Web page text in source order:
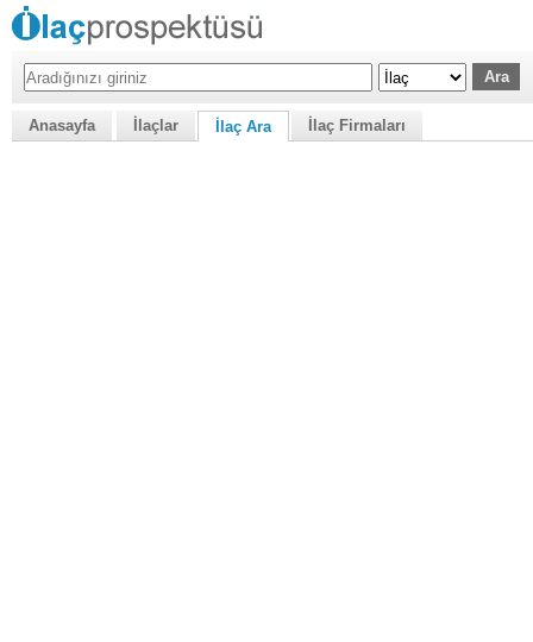
Anasayfa İlaçlar İlaç Ara İlaç Firmaları